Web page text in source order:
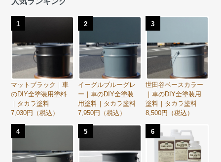
1
マットブラック｜車
のDIY全塗装用塗料
｜タカラ塗料
7,030円（税込）
2
イーグルブルーグレ
ー｜車のDIY全塗装
用塗料｜タカラ塗料
7,950円（税込）
3
世田谷ベースカラー
｜車のDIY全塗装用
塗料｜タカラ塗料
8,500円（税込）
4 5 6